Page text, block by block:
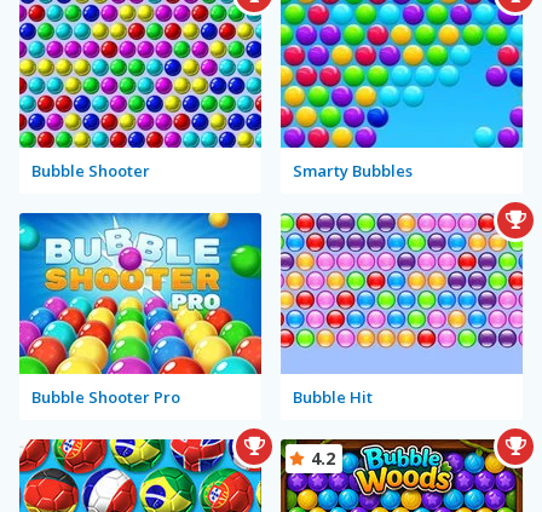
Bubble Shooter Smarty Bubbles
Bubble Shooter Pro Bubble Hit
4.2